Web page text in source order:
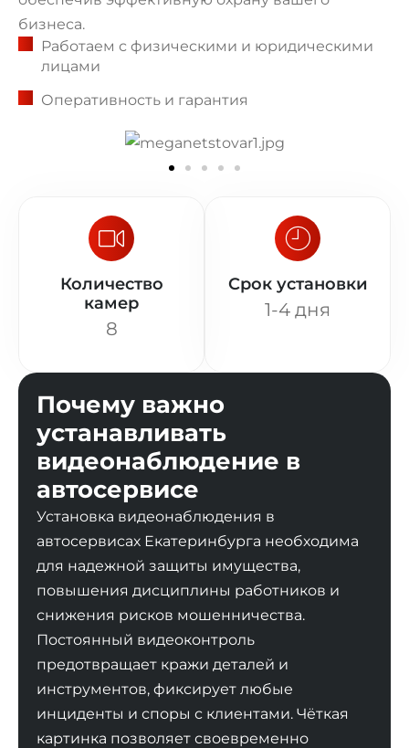
бизнеса.
Работаем с физическими и юридическими
лицами
Оперативность и гарантия
Количество
камер
8
Срок установки
1-4 дня
Почему важно
устанавливать
видеонаблюдение в
автосервисе
Установка видеонаблюдения в
автосервисах Екатеринбурга необходима
для надежной защиты имущества,
повышения дисциплины работников и
снижения рисков мошенничества.
Постоянный видеоконтроль
предотвращает кражи деталей и
инструментов, фиксирует любые
инциденты и споры с клиентами. Чёткая
картинка позволяет своевременно